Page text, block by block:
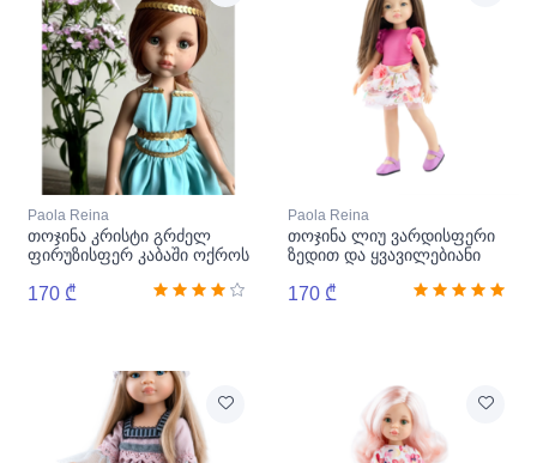
Paola Reina
თოჯინა კრისტი გრძელ
ფირუზისფერ კაბაში ოქროს
170 ₾
Paola Reina
თოჯინა ლიუ ვარდისფერი
ზედით და ყვავილებიანი
170 ₾